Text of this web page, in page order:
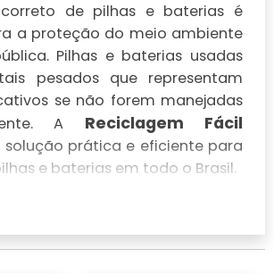
de pilhas e baterias é
a proteção do meio ambiente
Pilhas e baterias usadas
pesados que representam
se não forem manejadas
A Reciclagem Fácil
solução prática e eficiente para
e baterias em todo o Brasil.
O PONTO DE
VOLUNTÁRIA